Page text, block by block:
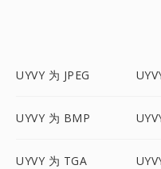
UYVY 为 JPEG
UYVY 为 BMP
UYVY 为 TGA